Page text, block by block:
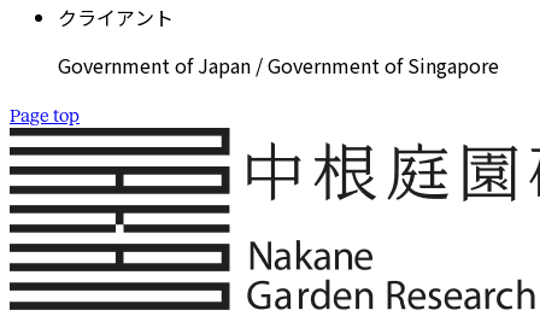
クライアン ト
Governmentof Japan /Governmentof Singapore
Page top